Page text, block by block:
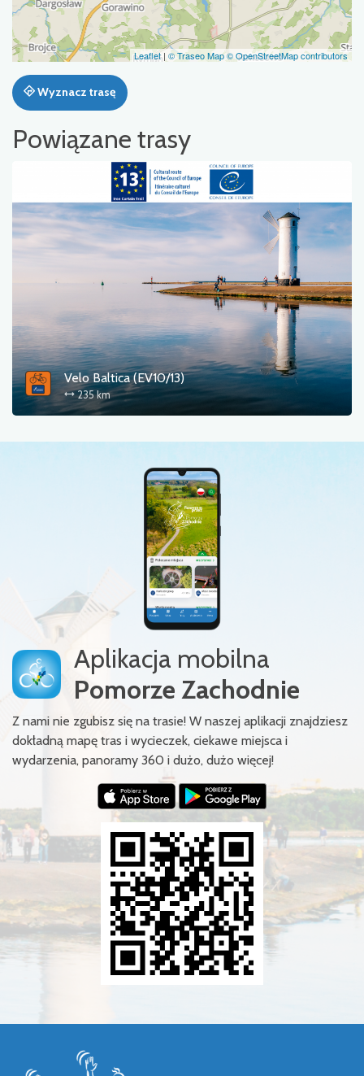
Leaflet | © Traseo Map© OpenStreetMap contributors
Wyznacz trasę
Powiązane trasy
Velo Baltica (EV10/13)
235 km
Aplikacja mobilna
Pomorze Zachodnie
Z nami nie zgubisz się na trasie! W naszej aplikacji znajdziesz
dokładną mapę tras i wycieczek, ciekawe miejsca i
wydarzenia, panoramy 360 i dużo, dużo więcej!